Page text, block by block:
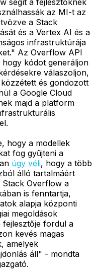
az MI-t az
a Stack
és a Vertex AI és a
infrastruktúrája
Az Overflow API
hogy kódot generáljon
válaszoljon,
és gondozott
a Google Cloud
majd a platform
hogy a modellek
fog gyűjteni a
úgy véli, hogy a több
álló tartalmáért
Overflow a
is fenntartja,
alapja központi
megoldások
fejlesztője fordul a
kevés magas
amelyek
áll" - mondta